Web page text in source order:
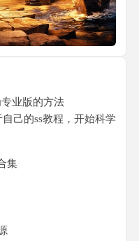
业版的方法
己的ss教程，开始科学
集